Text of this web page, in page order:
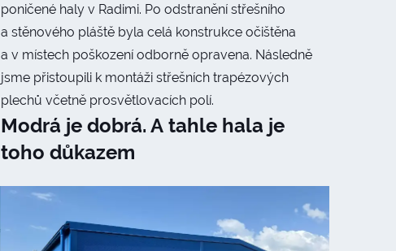
poničené haly v Radimi. Po odstranění střešního
a stěnového pláště byla celá konstrukce očištěna
a v místech poškození odborně opravena. Následně
jsme přistoupili k montáži střešních trapézových
plechů včetně prosvětlovacích polí.
Modrá je dobrá. A tahle hala je
toho důkazem